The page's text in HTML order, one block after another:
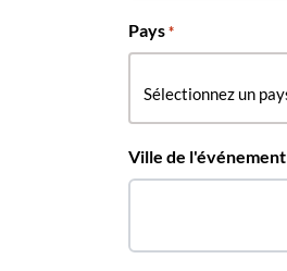
Pays *
Ville de l'événement